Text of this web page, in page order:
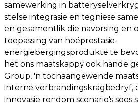
samewerking in
stelselintegrasie en tegniese
en gesamentlik die navorsing en
toepassing van hoëprestasie-
energiebergingsprodukte te
het ons maatskappy ook hande
Group, 'n toonaangewende
interne verbrandingskragbedryf,
innovasie rondom scenario's